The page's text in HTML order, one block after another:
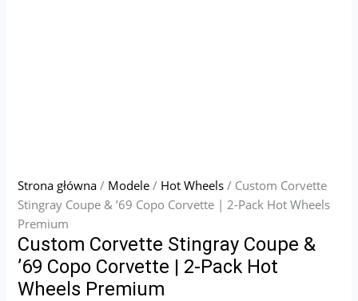
Strona główna / Modele / Hot Wheels / Custom Corvette
Stingray Coupe & ’69 Copo Corvette | 2-Pack Hot Wheels
Premium
Custom Corvette Stingray Coupe &
’69 Copo Corvette | 2-Pack Hot
Wheels Premium